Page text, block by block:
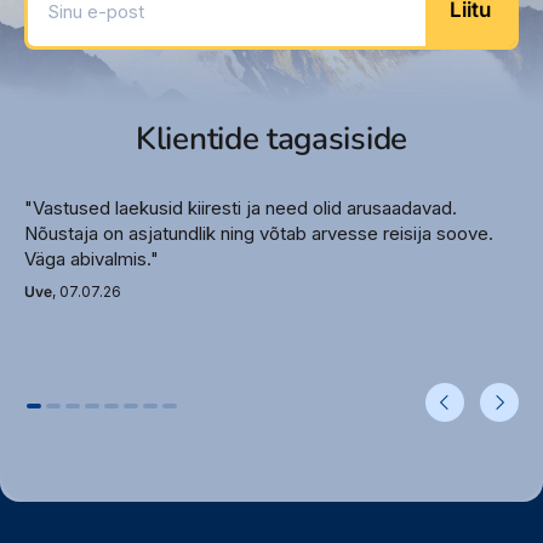
Parkla
Autorent (lisatasu eest)
Basseinid – 4
Lamamistoolid basseini ääres
Päikesevarjud rannas
Rannarätikud basseini ääres
Aeroobika
Liitu
Klientide tagasiside
"Vastused laekusid kiiresti ja need olid arusaadavad.
Nõustaja on asjatundlik ning võtab arvesse reisija soove.
Väga abivalmis."
Uve, 07.07.26